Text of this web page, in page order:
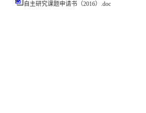
自主研究课题申请书（2016）.doc